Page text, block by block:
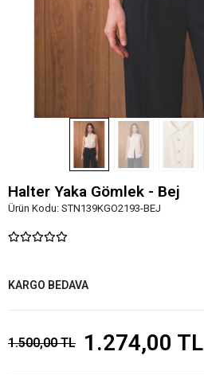
Halter Yaka Gömlek - Bej
Ürün Kodu: STN139KGO2193-BEJ
KARGO BEDAVA
1.500,00 TL 1.274,00 TL